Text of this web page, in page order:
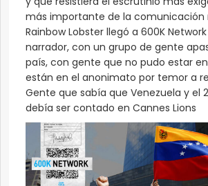
más importante de la comunicación
Rainbow Lobster llegó a 600K
narrador, con un grupo de gente
país, con gente que no pudo estar
están en el anonimato por temor a
Gente que sabía que Venezuela y el
debía ser contado en Cannes Lions